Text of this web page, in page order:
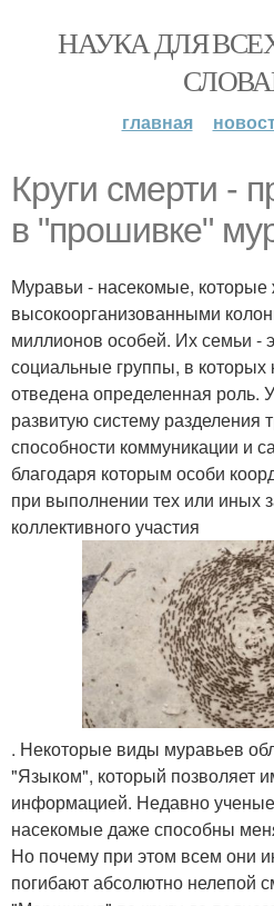
НАУКА ДЛЯ
главная
Круги смерти -
в "прошивке"
Муравьи - насекомые, которые
высокоорганизованными
миллионов особей. Их семьи -
социальные группы, в
отведена определенная роль.
развитую систему разделения
способности коммуникации и
благодаря которым особи
при выполнении тех или иных
коллективного участия
. Некоторые виды муравьев
"Языком", который позволяет
информацией. Недавно ученые
насекомые даже способны
Но почему при этом всем они
погибают абсолютно нелепой